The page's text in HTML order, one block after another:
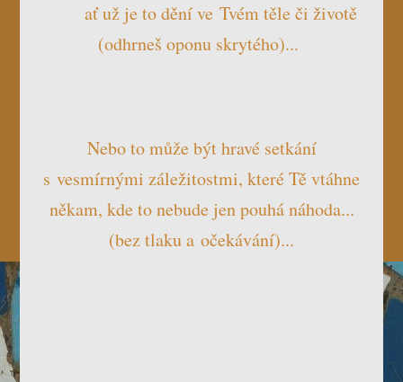
ať už je to dění ve Tvém těle či životě
(odhrneš oponu skrytého)...
Nebo to může být hravé setkání
s vesmírnými záležitostmi, které Tě vtáhne
někam, kde to nebude jen pouhá náhoda...
(bez tlaku a očekávání)...